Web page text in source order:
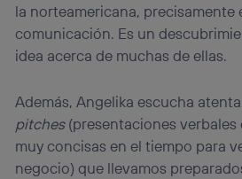
la norteamericana, precisamente
comunicación. Es un
idea acerca de muchas de ellas.
Además, Angelika escucha
pitches(presentaciones verbales
muy concisas en el tiempo para
negocio) que llevamos
personalizado, ya que se basará
navegación del usuario del móvil.
Puedes gestionar los
visitando el
portal de privacidad
(“consenthub”). Para más
la política de privacidad de Utiq.